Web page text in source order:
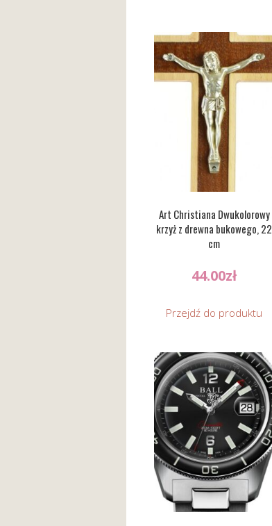
Art Christiana Dwukolorowy
krzyż z drewna bukowego, 22
cm
44.00zł
Przejdź do produktu